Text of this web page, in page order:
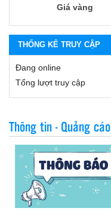
Giá vàng
THỐNG KÊ TRUY CẬP
Đang online
Tổng lượt truy cập
Thông tin - Quảng cáo